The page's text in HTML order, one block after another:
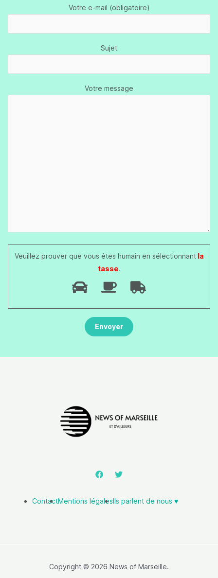
Votre e-mail (obligatoire)
Sujet
Votre message
Veuillez prouver que vous êtes humain en sélectionnantla
tasse.
ContactMentions légalesIls parlent de nous ♥️
Copyright © 2026 News of Marseille.